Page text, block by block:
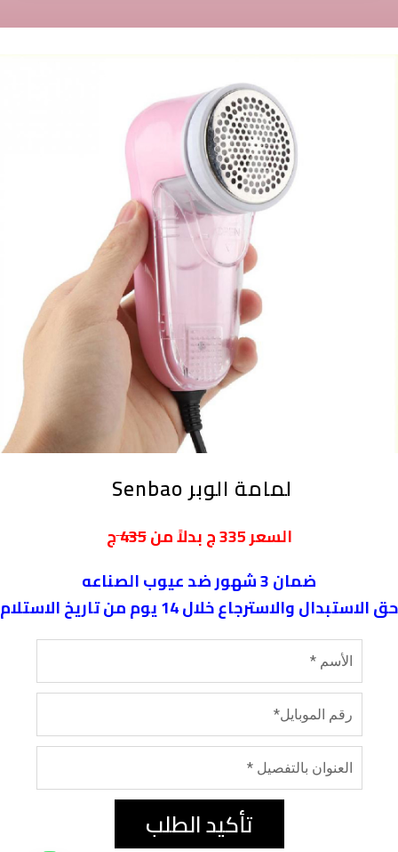
لمامة الوبر Senbao
السعر335ج بدلاً من435
ضمان 3 شهور ضد عيوب الصناعه
حق الاستبدال والاسترجاع خلال 14 يوم من تاريخ الاستلام
تأكيد الطلب